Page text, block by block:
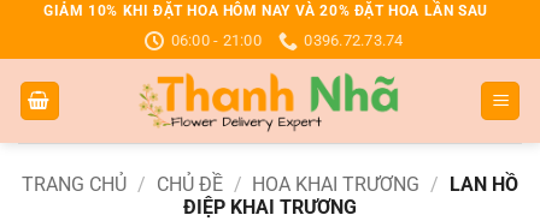
dung
GIẢM 10% KHI ĐẶT HOA HÔM NAY VÀ 20% ĐẶT HOA LẦN SAU
06:00 - 21:00 0396.72.73.74
TRANG CHỦ / CHỦ ĐỀ / HOA KHAI TRƯƠNG / LAN HỒ
ĐIỆP KHAI TRƯƠNG